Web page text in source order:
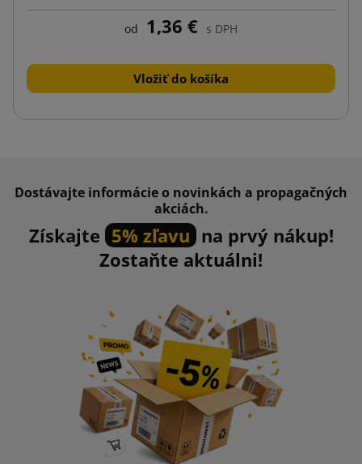
od 1,36 € s DPH
Vložiť do košíka
Dostávajte informácie o novinkách a propagačných
akciách.
Získajte 5% zľavu na prvý nákup!
Zostaňte aktuálni!